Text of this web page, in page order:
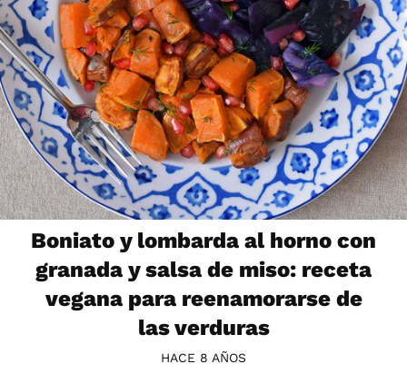
Boniato y lombarda al horno con
granada y salsa de miso: receta
vegana para reenamorarse de
las verduras
HACE 8 AÑOS